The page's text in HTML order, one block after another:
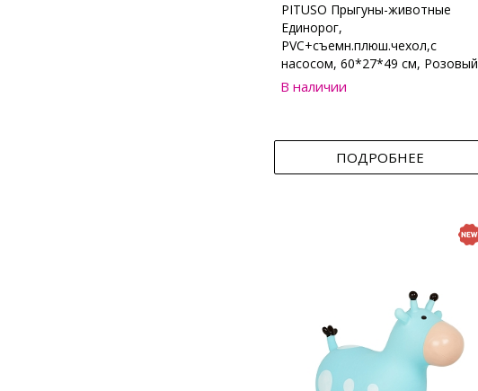
PITUSO Прыгуны-животные
Единорог,
PVC+съемн.плюш.чехол,с
насосом, 60*27*49 см, Розовый
В наличии
ПОДРОБНЕЕ